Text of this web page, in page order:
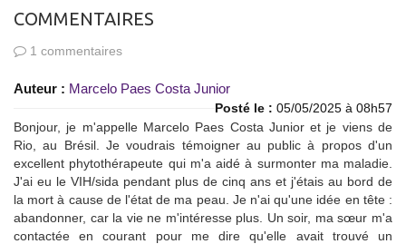
COMMENTAIRES
1 commentaires
Auteur : Marcelo Paes Costa Junior
Posté le : 05/05/2025 à 08h57
Bonjour, je m'appelle Marcelo Paes Costa Junior et je viens de
Rio, au Brésil. Je voudrais témoigner au public à propos d'un
excellent phytothérapeute qui m'a aidé à surmonter ma maladie.
J'ai eu le VIH/sida pendant plus de cinq ans et j'étais au bord de
la mort à cause de l'état de ma peau. Je n'ai qu'une idée en tête :
abandonner, car la vie ne m'intéresse plus. Un soir, ma sœur m'a
contactée en courant pour me dire qu'elle avait trouvé un